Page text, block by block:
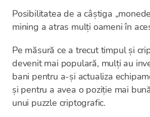
Posibilitatea de a câștiga
mining a atras mulți oameni în
Pe măsură ce a trecut timpul și
devenit mai populară, mulți au
bani pentru a-și actualiza
și pentru a avea o poziție mai
unui puzzle criptografic.